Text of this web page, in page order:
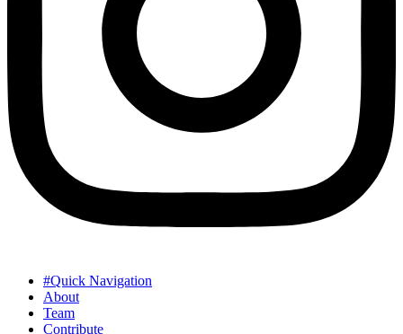
#Quick Navigation
About
Team
Contribute